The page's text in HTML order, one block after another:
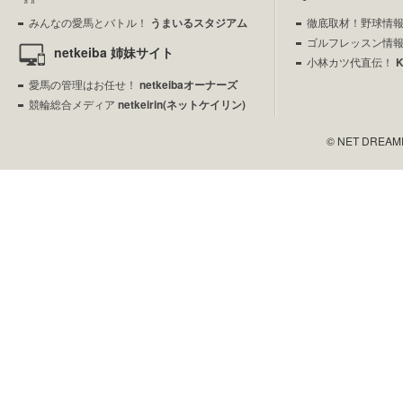
みんなの愛馬とバトル！ うまいるスタジアム
netkeiba 姉妹サイト
愛馬の管理はお任せ！ netkeibaオーナーズ
競輪総合メディア netkeirin(ネットケイリン)
徹底取材！野球情
ゴルフレッスン情
小林カツ代直伝！
© NET